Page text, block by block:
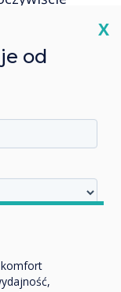
naprawdę
na dłuższą
które
Ekran
Czemu?
z
to w celach
w
komfort
X
od